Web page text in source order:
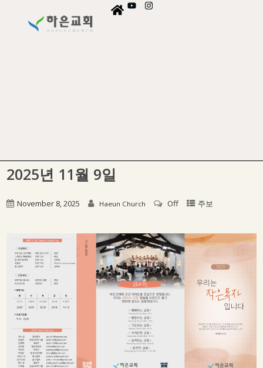
2025년 11월 9일
November 8, 2025 Haeun Church Off 주보